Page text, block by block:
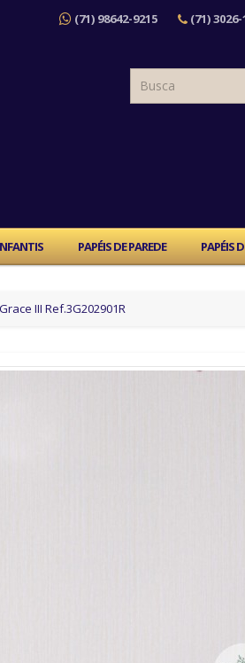
(71) 98642-9215 (71)
PAPÉIS DE PAREDE PAPÉIS
III Ref.3G202901R